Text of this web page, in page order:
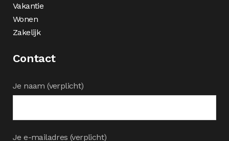
Vakantie
Wonen
Zakelijk
Contact
Je naam (verplicht)
Je e-mailadres (verplicht)